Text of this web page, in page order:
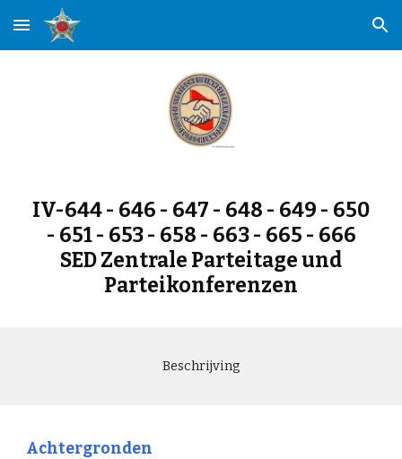
Skip to main content Skip to navigation
IV-644 - 646 - 647 - 648 - 649 - 650
- 651 - 653 - 658 - 663 - 665 - 666
SED Zentrale Parteitage und
Parteikonferenzen
Beschrijving
Achtergronden